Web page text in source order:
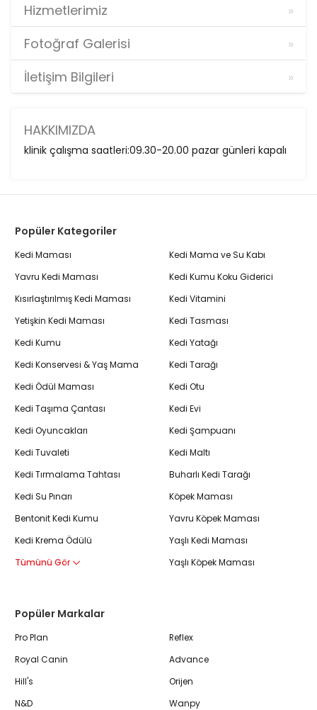
Hizmetlerimiz
Fotoğraf Galerisi
İletişim Bilgileri
HAKKIMIZDA
klinik çalışma saatleri:09.30-20.00 pazar günleri kapalı
Popüler Kategoriler
Kedi Maması
Yavru Kedi Maması
Kısırlaştırılmış Kedi Maması
Yetişkin Kedi Maması
Kedi Kumu
Kedi Konservesi & Yaş Mama
Kedi Ödül Maması
Kedi Taşıma Çantası
Kedi Oyuncakları
Kedi Tuvaleti
Kedi Tırmalama Tahtası
Kedi Su Pınarı
Bentonit Kedi Kumu
Kedi Krema Ödülü
Tümünü Gör
Kedi Mama ve Su Kabı
Kedi Kumu Koku Giderici
Kedi Vitamini
Kedi Tasması
Kedi Yatağı
Kedi Tarağı
Kedi Otu
Kedi Evi
Kedi Şampuanı
Kedi Maltı
Buharlı Kedi Tarağı
Köpek Maması
Yavru Köpek Maması
Yaşlı Kedi Maması
Yaşlı Köpek Maması
Popüler Markalar
Pro Plan
Royal Canin
Hill's
N&D
Reflex
Advance
Orijen
Wanpy